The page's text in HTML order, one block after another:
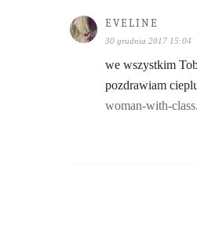
EVELINE
30 grudnia 2017 15:04
we wszystkim
pozdrawiam
woman-with-